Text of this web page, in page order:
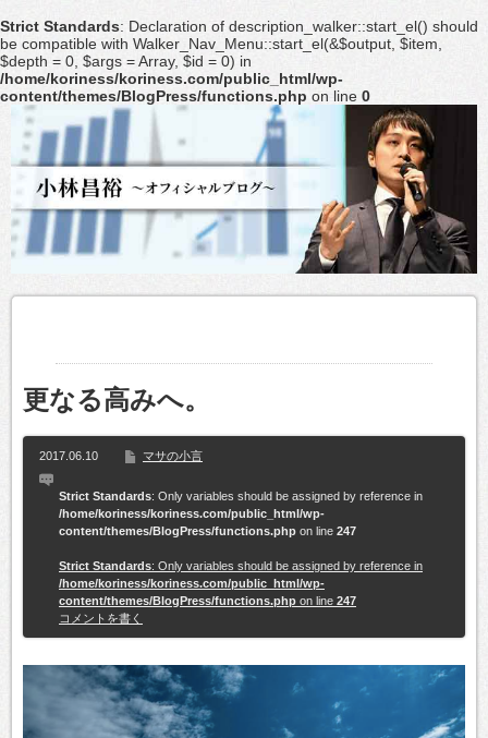
Strict Standards: Declaration of description_walker::start_el() should
be compatible with Walker_Nav_Menu::start_el(&$output, $item,
$depth = 0, $args = Array, $id = 0) in
/home/koriness/koriness.com/public_html/wp-
content/themes/BlogPress/functions.php on line 0
更なる高みへ。
2017.06.10 マサの小言
Strict Standards: Only variables should be assigned by reference in
/home/koriness/koriness.com/public_html/wp-
content/themes/BlogPress/functions.php on line 247
Strict Standards: Only variables should be assigned by reference in
/home/koriness/koriness.com/public_html/wp-
content/themes/BlogPress/functions.php on line 247
コメントを書く